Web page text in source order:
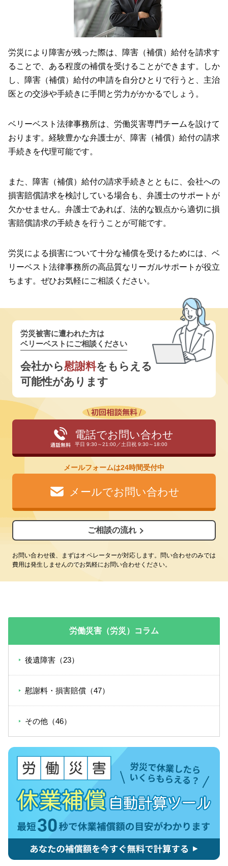
労災により障害が残った際は、障害（補償）給付を請求す
ることで、ある程度の補償を受けることができます。しか
し、障害（補償）給付の申請を自分ひとりで行うと、主治
医との交渉や手続きに手間と労力がかかるでしょう。
ベリーベスト法律事務所は、労働災害専門チームを設けて
おります。経験豊かな弁護士が、障害（補償）給付の請求
手続きを代理可能です。
また、障害（補償）給付の請求手続きとともに、会社への
損害賠償請求を検討している場合も、弁護士のサポートが
欠かせません。弁護士であれば、法的な観点から適切に損
害賠償請求の手続きを行うことが可能です。
労災による損害について十分な補償を受けるためには、ベ
リーベスト法律事務所の高品質なリーガルサポートが役立
ちます。ぜひお気軽にご相談ください。
労災被害に遭われた方は
ベリーベストにご相談ください
会社から慰謝料をもらえる
可能性があります
電話でお問い合わせ
平日 9:30～21:00／土日祝 9:30～18:00
メールフォームは24時間受付中
メールでお問い合わせ
ご相談の流れ
お問い合わせ後、まずはオペレーターが対応します。問い合わせのみでは
費用は発生しませんのでお気軽にお問い合わせください。
労働災害（労災）コラム
後遺障害（23）
慰謝料・損害賠償（47）
その他（46）